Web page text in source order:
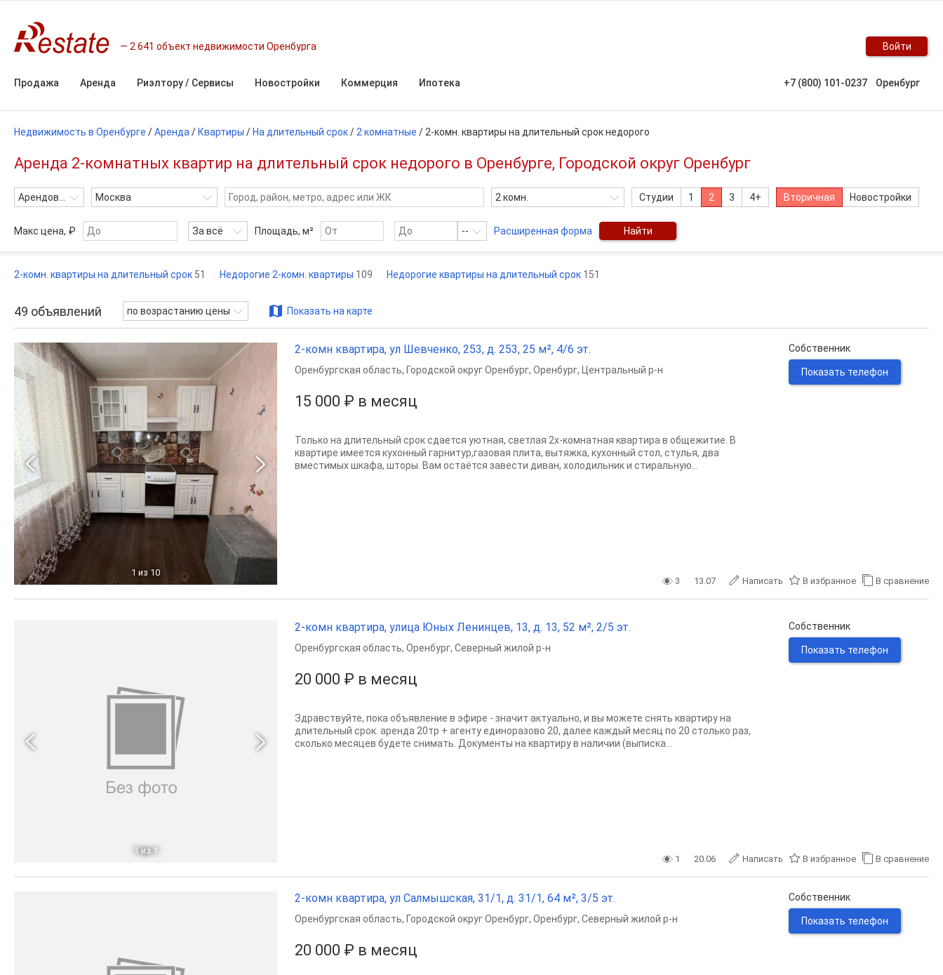
2 641 объект недвижимости Оренбурга Войти
Продажа Аренда Риэлтору / Сервисы Новостройки Коммерция Ипотека +7 (800) 101-0237 Оренбург
Недвижимость в Оренбурге /Аренда / Квартиры / На длительный срок/ 2 комнатные / 2-комн. квартиры на длительный срок недорого
Аренда 2-комнатных квартир на длительный срок недорого в Оренбурге, Городской округ Оренбург
Арендовать Москва 2 комн. Студии 1 2 3 4+ Вторичная Новостройки
Макс цена, ₽ За всё Площадь, м² -- Расширенная форма Найти
2-комн. квартиры на длительный срок 51 Недорогие 2-комн. квартиры 109 Недорогие квартиры на длительный срок 151
49 объявлений по возрастанию цены Показать на карте
1 из 10
2-комн квартира, ул Шевченко, 253, д. 253, 25 м², 4/6 эт.
15 000 ₽ в месяц
Оренбургская область, Городской округ Оренбург, Оренбург, Центральный р-н
Только на длительный срок сдается уютнaя, cветлaя 2х-комнaтнaя квapтиpa в общежитие. В
квартире имеется кухонный гарнитур,газовая плита, вытяжка, кухонный стол, стулья, два
вместимых шкафа, шторы. Вам остаётся завести диван, холодильник и стиральную...
Собственник
Показать телефон
3 13.07 Написать В избранное В сравнение
1 из 1
2-комн квартира, улица Юных Ленинцев, 13, д. 13, 52 м², 2/5 эт.
20 000 ₽ в месяц
Оренбургская область, Оренбург, Северный жилой р-н
Здравствуйте, пока объявление в эфире - значит актуально, и вы можете снять квартиру на
длительный срок. аренда 20тр + агенту единоразово 20, далее каждый месяц по 20 столько раз,
сколько месяцев будете снимать. Документы на квартиру в наличии (выписка...
Собственник
Показать телефон
1 20.06 Написать В избранное В сравнение
2-комн квартира, ул Салмышская, 31/1, д. 31/1, 64 м², 3/5 эт.
20 000 ₽ в месяц
Оренбургская область, Городской округ Оренбург, Оренбург, Северный жилой р-н
Собственник
Показать телефон